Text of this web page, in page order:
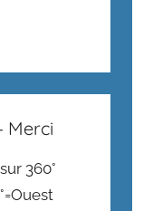
Merci
360°